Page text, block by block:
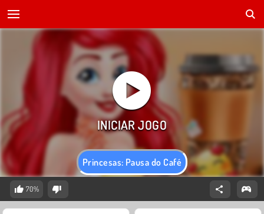
Princesas: Pausa do Café
70%